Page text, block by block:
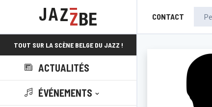
CONTACT
TOUT SUR LA SCÈNE BELGE DU JAZZ !
ACTUALITÉS
ÉVÉNEMENTS